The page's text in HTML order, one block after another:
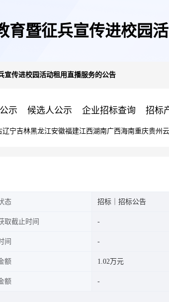
育暨征兵宣传进校园
宣传进校园活动租用直播服务的公告
示 候选人公示 企业招标查询 招标
辽宁吉林黑龙江安徽福建江西湖南广西海南重庆贵州
态 招标｜招标公告
取截止时间
间
额 1.02万元
额